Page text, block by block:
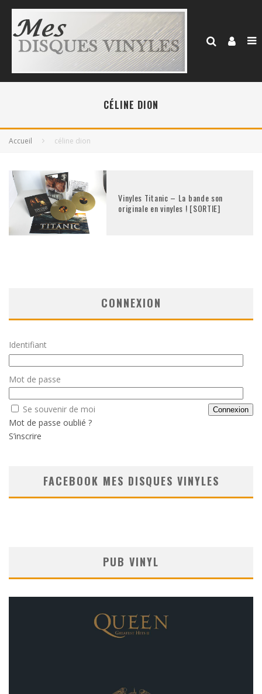
CÉLINE DION
Accueil céline dion
Vinyles Titanic – La bande son
originale en vinyles ! [SORTIE]
CONNEXION
Identifiant
Mot de passe
Se souvenir de moi
Mot de passe oublié ?
S’inscrire
FACEBOOK MES DISQUES VINYLES
PUB VINYL